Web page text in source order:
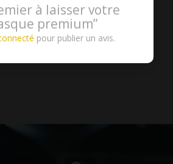
à laisser votre
premium”
pour publier un avis.